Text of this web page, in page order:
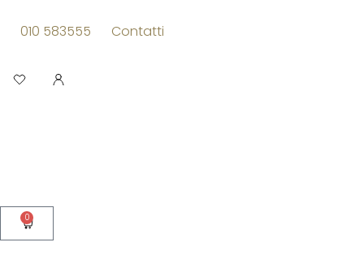
010 583555 Contatti
0
Carrello